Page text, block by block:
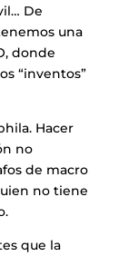
De
una
donde
“inventos”
Hacer
no
de macro
no tiene
que la